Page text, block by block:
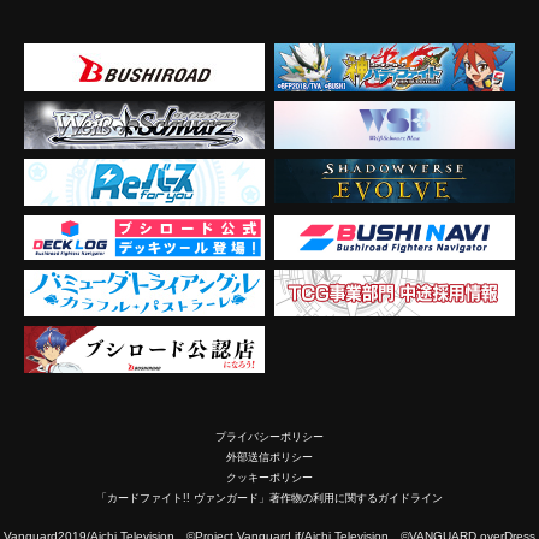
プライバシーポリシー
外部送信ポリシー
クッキーポリシー
「カードファイト!! ヴァンガード」著作物の利用に関するガイドライン
Aichi Television ©Project Vanguard if/Aichi Television ©VANGUARD